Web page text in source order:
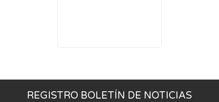
REGISTRO BOLETÍN DE NOTICIAS